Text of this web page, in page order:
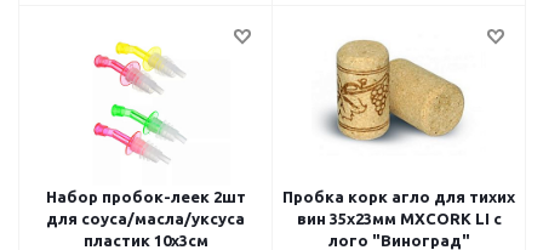
Набор пробок-леек 2шт
для соуса/масла/уксуса
пластик 10х3см
Пробка корк агло для тихих
вин 35х23мм MXCORK LI с
лого "Виноград"